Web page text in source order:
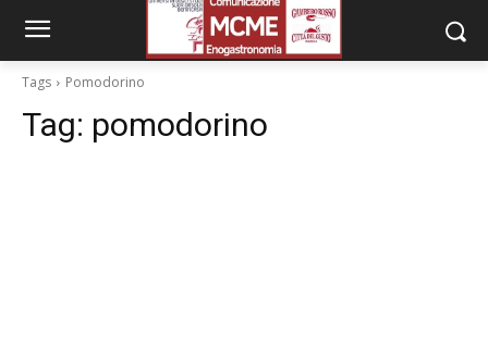
Tags Pomodorino
Tag: pomodorino